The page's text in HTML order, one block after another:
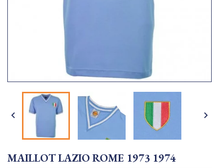
 
MAILLOT LAZIO ROME 1973 1974